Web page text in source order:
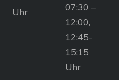
Uhr
07:30 –
12:00,
12:45-
15:15
Uhr